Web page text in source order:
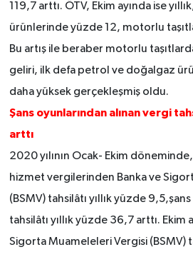
119,7 arttı. ÖTV, Ekim ayında ise
ürünlerinde yüzde 12, motorlu
Bu artış ile beraber motorlu
geliri, ilk defa petrol ve doğalgaz
daha yüksek gerçekleşmiş oldu.
Şans oyunlarından alınan vergi
arttı
2020 yılının Ocak- Ekim
hizmet vergilerinden Banka ve
(BSMV) tahsilâtı yıllık yüzde
tahsilâtı yıllık yüzde 36,7 arttı. Ekim
Sigorta Muameleleri Vergisi (BSMV)